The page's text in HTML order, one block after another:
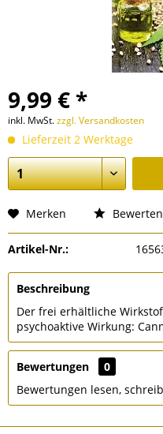
9,99 € *
inkl. MwSt.zzgl. Versandkosten
Lieferzeit 2 Werktage
Merken Bewerten
Artikel-Nr.:
Beschreibung
Der frei erhältliche
psychoaktive Wirkung:
Bewertungen
0
Bewertungen lesen,